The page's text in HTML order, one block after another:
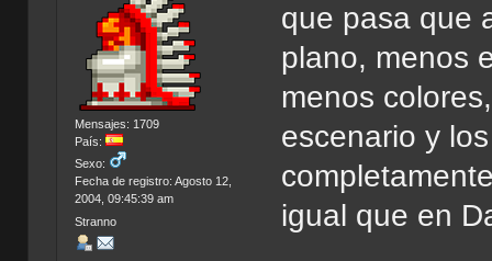
Mensajes: 1709
País:
Sexo:
Fecha de registro: Agosto 12,
2004, 09:45:39 am
Stranno
que pasa que
plano, menos
menos
escenario y
igual que en